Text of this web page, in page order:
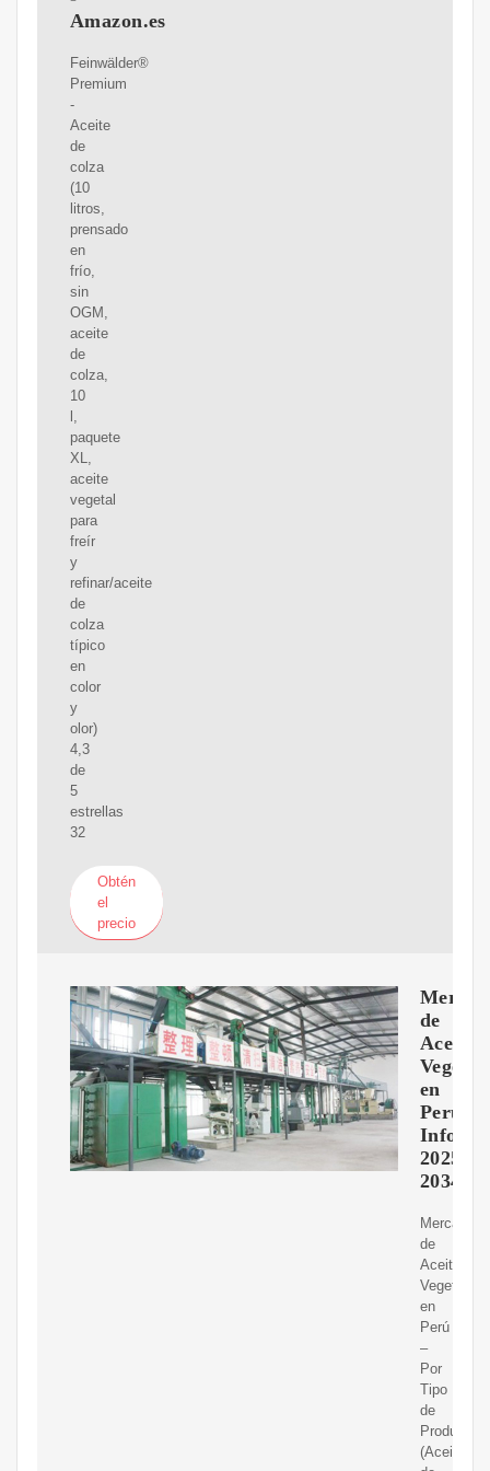
Amazon.es
Feinwälder®
Premium
-
Aceite
de
colza
(10
litros,
prensado
en
frío,
sin
OGM,
aceite
de
colza,
10
l,
paquete
XL,
aceite
vegetal
para
freír
y
refinar/aceite
de
colza
típico
en
color
y
olor)
4,3
de
5
estrellas
32
Obtén
el
precio
de
Aceite
Vegetal
en
Perú,
2025-
2034
Mercado
de
Aceite
Vegetal
en
Perú
–
Por
Tipo
de
Producto
(Aceite